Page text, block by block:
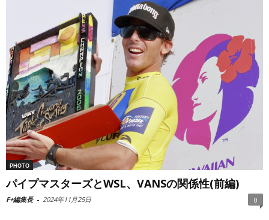
PHOTO
パイプマスターズとWSL、VANSの関係性(前編)
F+編集長 - 2024年11月25日 0